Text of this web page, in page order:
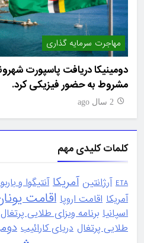
مهاجرت سرمایه گذاری
دومینیکا دریافت پاسپورت
مشروط به حضور فیزیکی کرد.
2 سال ago
کلمات کلیدی مهم
ETA آرژانتین آمریکا آنتیگوا و
آمریکا اقامت اروپا اقامت
اسپانیا برنامه ویزای طلایی پرتغال
طلایی پرتغال دریای کارائیب